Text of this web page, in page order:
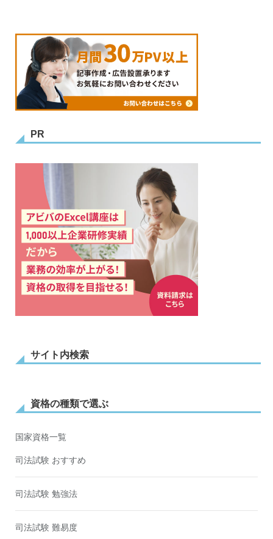
PR
サイト内検索
資格の種類で選ぶ
国家資格一覧
司法試験 おすすめ
司法試験 勉強法
司法試験 難易度